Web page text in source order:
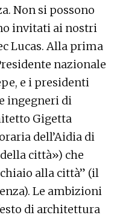
Non si possono
invitati ai nostri
Lucas. Alla prima
nazionale
e i presidenti
ingegneri di
Gigetta
dell’Aidia di
città») che
alla città” (il
Le ambizioni
di architettura